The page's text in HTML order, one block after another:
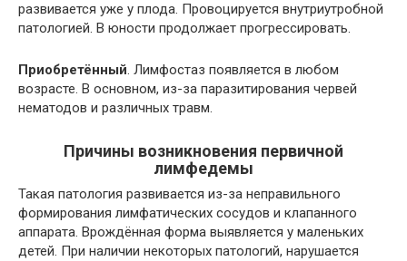
развивается уже у плода. Провоцируется внутриутробной
патологией. В юности продолжает прогрессировать.
Приобретённый. Лимфостаз появляется в любом
возрасте. В основном, из-за паразитирования червей
нематодов и различных травм.
Причины возникновения первичной
лимфедемы
Такая патология развивается из-за неправильного
формирования лимфатических сосудов и клапанного
аппарата. Врождённая форма выявляется у маленьких
детей. При наличии некоторых патологий, нарушается